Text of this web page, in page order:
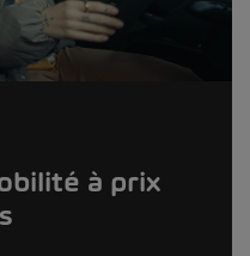
à prix